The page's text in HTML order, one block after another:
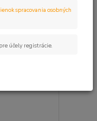
spracovania osobných
pre účely registrácie.